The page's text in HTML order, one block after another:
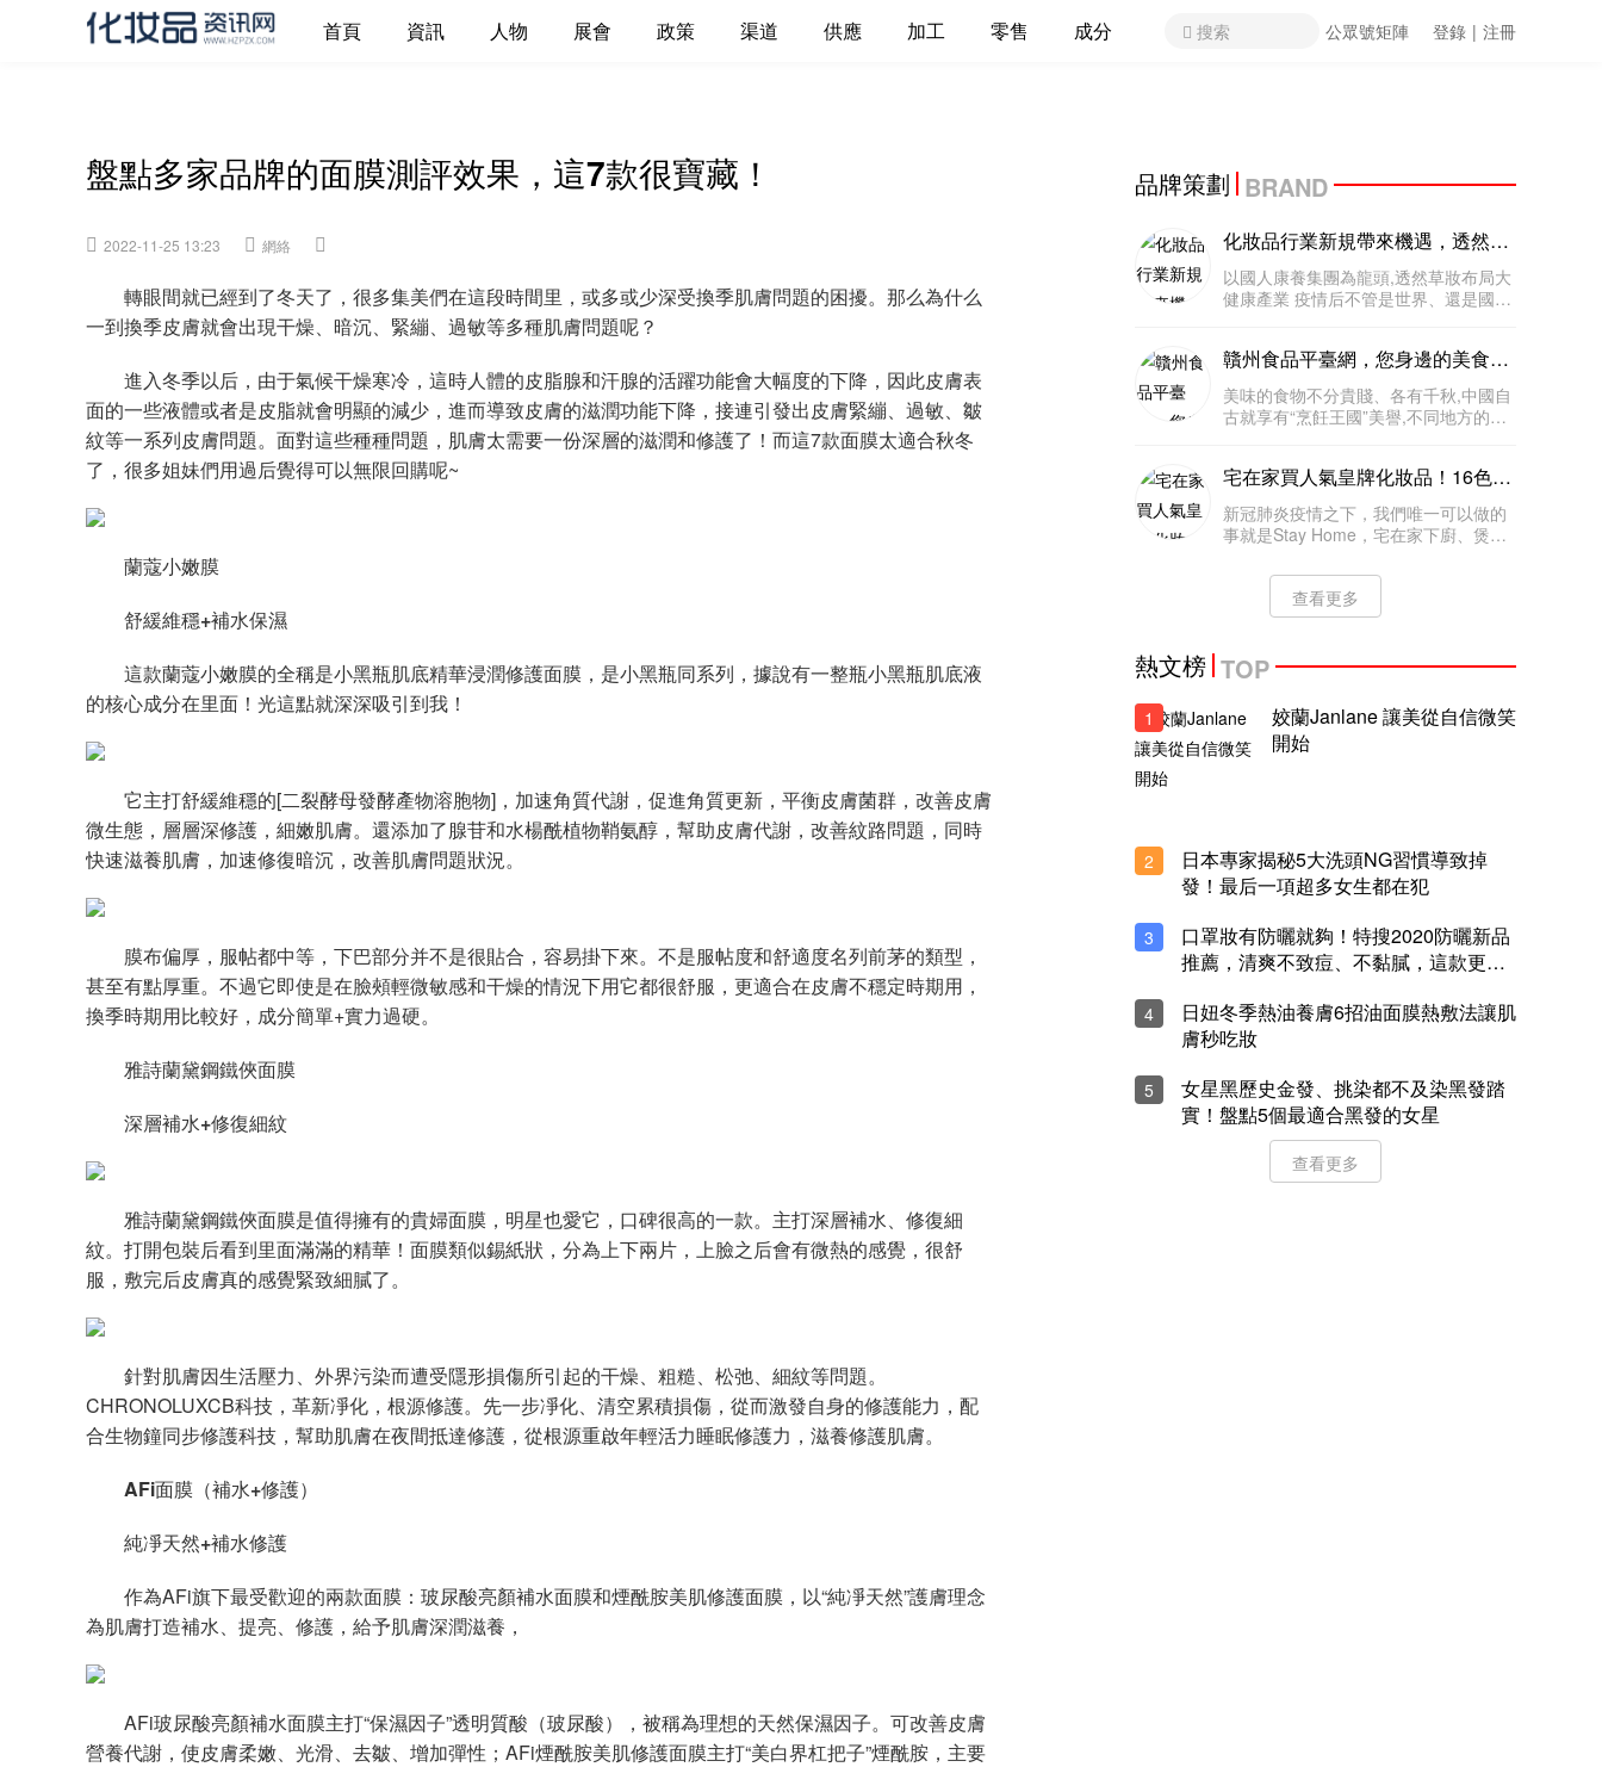
盤點多家品牌的面膜測評效果，這7款很寶藏！
2022-11-25 13:23 網絡
轉眼間就已經到了冬天了，很多集美們在這段時間里，或多或少深受換季肌膚問題的困擾。那么為什么
一到換季皮膚就會出現干燥、暗沉、緊繃、過敏等多種肌膚問題呢？
進入冬季以后，由于氣候干燥寒冷，這時人體的皮脂腺和汗腺的活躍功能會大幅度的下降，因此皮膚表
面的一些液體或者是皮脂就會明顯的減少，進而導致皮膚的滋潤功能下降，接連引發出皮膚緊繃、過敏、皺
紋等一系列皮膚問題。面對這些種種問題，肌膚太需要一份深層的滋潤和修護了！而這7款面膜太適合秋冬
了，很多姐妹們用過后覺得可以無限回購呢~
蘭蔻小嫩膜
舒緩維穩+補水保濕
這款蘭蔻小嫩膜的全稱是小黑瓶肌底精華浸潤修護面膜，是小黑瓶同系列，據說有一整瓶小黑瓶肌底液
的核心成分在里面！光這點就深深吸引到我！
它主打舒緩維穩的[二裂酵母發酵產物溶胞物]，加速角質代謝，促進角質更新，平衡皮膚菌群，改善皮膚
微生態，層層深修護，細嫩肌膚。還添加了腺苷和水楊酰植物鞘氨醇，幫助皮膚代謝，改善紋路問題，同時
快速滋養肌膚，加速修復暗沉，改善肌膚問題狀況。
膜布偏厚，服帖都中等，下巴部分并不是很貼合，容易掛下來。不是服帖度和舒適度名列前茅的類型，
甚至有點厚重。不過它即使是在臉頰輕微敏感和干燥的情況下用它都很舒服，更適合在皮膚不穩定時期用，
換季時期用比較好，成分簡單+實力過硬。
雅詩蘭黛鋼鐵俠面膜
深層補水+修復細紋
雅詩蘭黛鋼鐵俠面膜是值得擁有的貴婦面膜，明星也愛它，口碑很高的一款。主打深層補水、修復細
紋。打開包裝后看到里面滿滿的精華！面膜類似錫紙狀，分為上下兩片，上臉之后會有微熱的感覺，很舒
服，敷完后皮膚真的感覺緊致細膩了。
針對肌膚因生活壓力、外界污染而遭受隱形損傷所引起的干燥、粗糙、松弛、細紋等問題。
CHRONOLUXCB科技，革新凈化，根源修護。先一步凈化、清空累積損傷，從而激發自身的修護能力，配
合生物鐘同步修護科技，幫助肌膚在夜間抵達修護，從根源重啟年輕活力睡眠修護力，滋養修護肌膚。
AFi面膜（補水+修護）
純凈天然+補水修護
作為AFi旗下最受歡迎的兩款面膜：玻尿酸亮顏補水面膜和煙酰胺美肌修護面膜，以“純凈天然”護膚理念
為肌膚打造補水、提亮、修護，給予肌膚深潤滋養，
AFi玻尿酸亮顏補水面膜主打“保濕因子”透明質酸（玻尿酸），被稱為理想的天然保濕因子。可改善皮膚
營養代謝，使皮膚柔嫩、光滑、去皺、增加彈性；AFi煙酰胺美肌修護面膜主打“美白界杠把子”煙酰胺，主要
品牌策劃 BRAND
化妝品行業新規帶來機遇，透然草
妝品牌全面升級！
以國人康養集團為龍頭,透然草妝布局大
健康產業 疫情后不管是世界、還是國
機。從衣、食、住、行、美、健康產業
為商業落腳點,在時代的大趨勢推動下
贛州食品平臺網，您身邊的美食平
臺
美味的食物不分貴賤、各有千秋,中國自
古就享有“烹飪王國”美譽,不同地方的美
精神享受。美食的范圍異常廣泛,既有餐
桌上的食物也有干果、糕點當
宅在家買人氣皇牌化妝品！16色眼
影盤、專業6色遮瑕盤、定妝噴
霧.....
新冠肺炎疫情之下，我們唯一可以做的
事就是Stay Home，宅在家下廚、煲劇
了！編輯留意到最近不少美容品牌也推
出網購優惠，今次要介紹的是化妝師力
查看更多
熱文榜 TOP
姣蘭Janlane 讓美從自信微笑
開始
1
2
日本專家揭秘5大洗頭NG習慣導致掉
發！最后一項超多女生都在犯
3
口罩妝有防曬就夠！特搜2020防曬新品
推薦，清爽不致痘、不黏膩，這款更可
4
日妞冬季熱油養膚6招油面膜熱敷法讓肌
膚秒吃妝
5
女星黑歷史金發、挑染都不及染黑發踏
實！盤點5個最適合黑發的女星
查看更多
首頁 資訊 人物 展會 政策 渠道 供應 加工 零售 成分 搜索 公眾號矩陣 登錄 | 注冊